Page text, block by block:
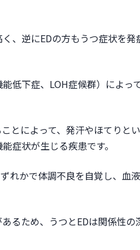
、逆にEDの方もうつ症状を
低下症、LOH症候群）によっ
とによって、発汗やほてりとい
症状が生じる疾患です。
れかで体調不良を自覚し、血
るため、うつとEDは関係性の